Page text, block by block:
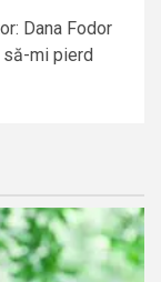
Dana Fodor
mi pierd